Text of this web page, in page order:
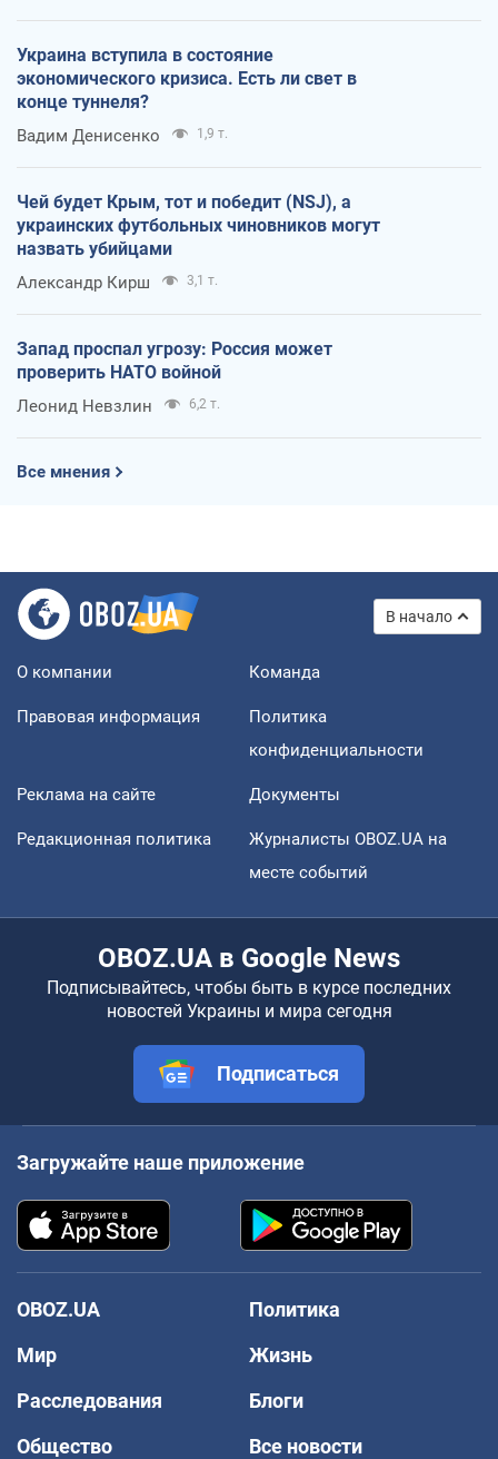
Украина вступила в состояние
экономического кризиса. Есть ли свет в
конце туннеля?
Вадим Денисенко 1,9 т.
Чей будет Крым, тот и победит (NSJ), а
украинских футбольных чиновников могут
назвать убийцами
Александр Кирш 3,1 т.
Запад проспал угрозу: Россия может
проверить НАТО войной
Леонид Невзлин 6,2 т.
Все мнения
В начало
О компании Команда
Правовая информация
Политика
конфиденциальности
Реклама на сайте Документы
Редакционная политика
Журналисты OBOZ.UA на
месте событий
OBOZ.UA в Google News
Подписывайтесь, чтобы быть в курсе последних
новостей Украины и мира сегодня
Подписаться
Загружайте наше приложение
OBOZ.UA
Политика
Мир
Жизнь
Расследования
Блоги
Общество
Все новости